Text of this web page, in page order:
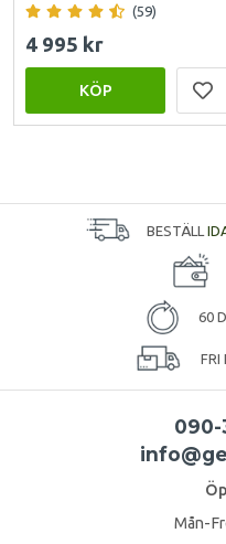
(59)
4 995 kr
KÖP
BESTÄLL
60
FRI
090-
Mån-